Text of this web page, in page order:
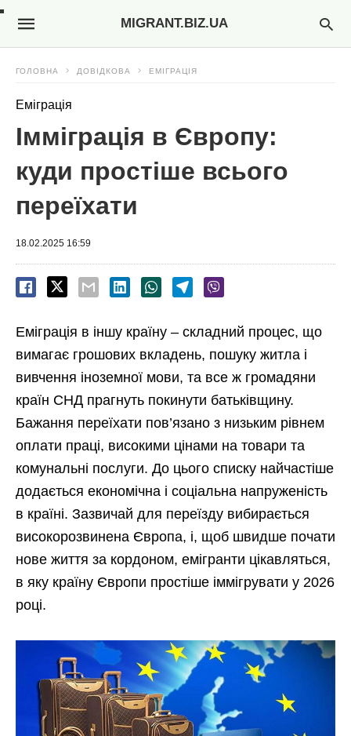
MIGRANT.BIZ.UA
ГОЛОВНА ДОВІДКОВА ЕМІГРАЦІЯ
Еміграція
Імміграція в Європу:
куди простіше всього
переїхати
18.02.2025 16:59
Еміграція в іншу країну – складний процес, що
вимагає грошових вкладень, пошуку житла і
вивчення іноземної мови, та все ж громадяни
країн СНД прагнуть покинути батьківщину.
Бажання переїхати пов’язано з низьким рівнем
оплати праці, високими цінами на товари та
комунальні послуги. До цього списку найчастіше
додається економічна і соціальна напруженість
в країні. Зазвичай для переїзду вибирається
високорозвинена Європа, і, щоб швидше почати
нове життя за кордоном, емігранти цікавляться,
в яку країну Європи простіше іммігрувати у 2026
році.